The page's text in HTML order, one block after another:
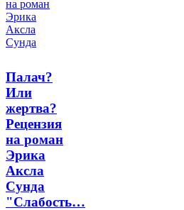
Палач?
Или
жертва?
Рецензия
на роман
Эрика
Аксла
Сунда
"Слабость…